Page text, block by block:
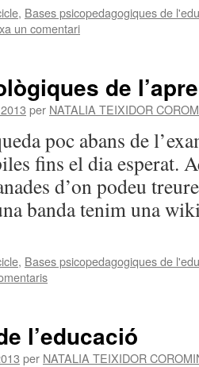
, Bases psicopedagogiques de
un comentari
de
per NATALIA TEIXIDOR
poc abans de
fins el dia esperat.
d’on podeu
banda tenim una
, Bases psicopedagogiques de
l’educació
per NATALIA TEIXIDOR